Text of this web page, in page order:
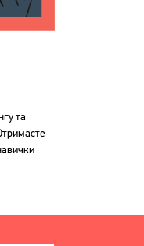
та